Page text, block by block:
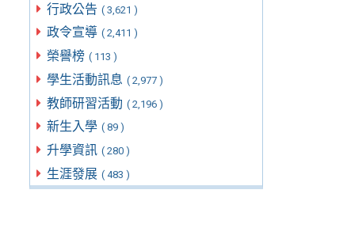
行政公告 ( 3,621 )
政令宣導 ( 2,411 )
榮譽榜 ( 113 )
學生活動訊息 ( 2,977 )
教師研習活動 ( 2,196 )
新生入學 ( 89 )
升學資訊 ( 280 )
生涯發展 ( 483 )